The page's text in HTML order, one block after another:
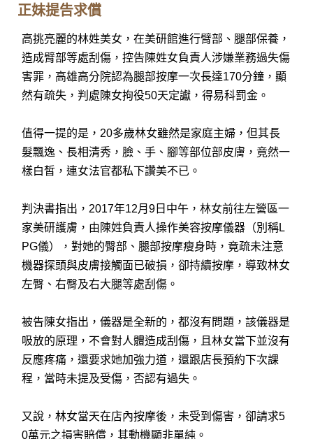
正妹提告求償
高挑亮麗的林姓美女，在美研館進行臂部、腿部保養，
造成臂部等處刮傷，控告陳姓女負責人涉嫌業務過失傷
害罪，高雄高分院認為腿部按摩一次長達170分鐘，顯
然有疏失，判處陳女拘役50天定讞，得易科罰金。
值得一提的是，20多歲林女雖然是家庭主婦，但其長
髮飄逸、長相清秀，臉、手、腳等部位部皮膚，竟然一
樣白皙，連女法官都私下讚美不已。
判決書指出，2017年12月9日中午，林女前往左營區一
家美研護膚，由陳姓負責人操作美容按摩儀器（別稱L
PG儀），對她的臀部、腿部按摩瘦身時，竟疏未注意
機器探頭與皮膚接觸面已破損，卻持續按摩，導致林女
左臀、右臀及右大腿等處刮傷。
被告陳女指出，儀器是全新的，都沒有問題，該儀器是
吸放的原理，不會對人體造成刮傷，且林女當下並沒有
反應疼痛，還要求她加強力道，還跟店長預約下次課
程，當時未提及受傷，否認有過失。
又說，林女當天在店內按摩後，未受到傷害，卻請求5
0萬元之損害賠償，其動機顯非單純。